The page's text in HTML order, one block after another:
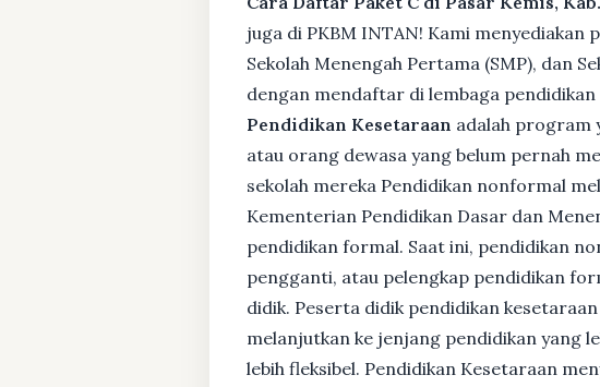
juga di PKBM INTAN! Kami menyediakan
Sekolah Menengah Pertama (SMP), dan
dengan mendaftar di lembaga
Pendidikan Kesetaraan adalah program
atau orang dewasa yang belum pernah
sekolah mereka Pendidikan nonformal
Kementerian Pendidikan Dasar dan
pendidikan formal. Saat ini, pendidikan
pengganti, atau pelengkap pendidikan
didik. Peserta didik pendidikan
melanjutkan ke jenjang pendidikan yang
lebih fleksibel. Pendidikan Kesetaraan